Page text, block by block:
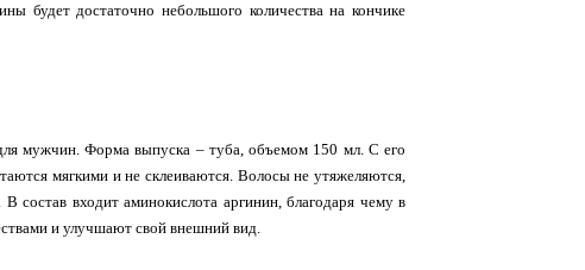
будет достаточно небольшого количества на кончике
мужчин. Форма выпуска – туба, объемом 150 мл. С его
мягкими и не склеиваются. Волосы не утяжеляются,
состав входит аминокислота аргинин, благодаря чему в
и улучшают свой внешний вид.